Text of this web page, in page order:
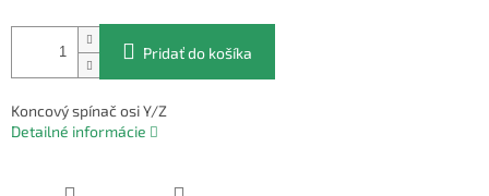
Pridať do košíka
Koncový spínač osi Y/Z
Detailné informácie